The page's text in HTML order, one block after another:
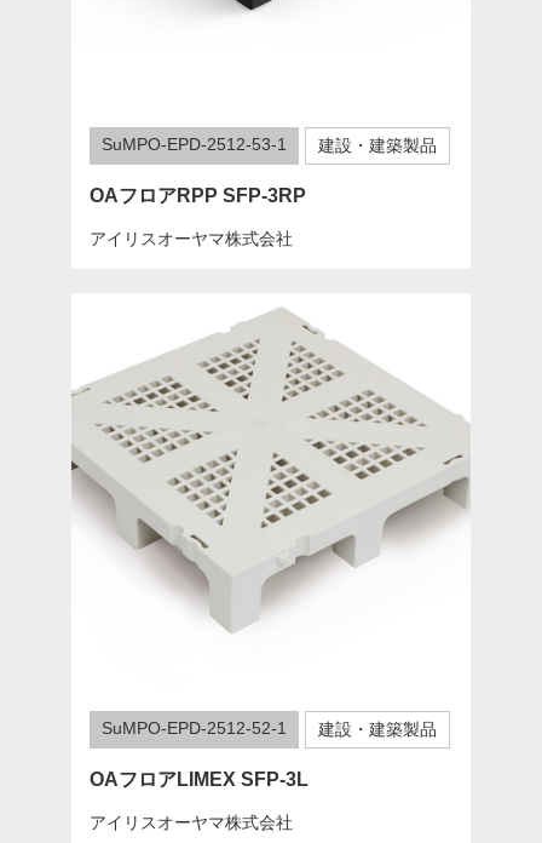
SuMPO-EPD-2512-53-1 建設・建築製品
OAフロアRPP SFP-3RP
アイリスオーヤマ株式会社
SuMPO-EPD-2512-52-1 建設・建築製品
OAフロアLIMEX SFP-3L
アイリスオーヤマ株式会社